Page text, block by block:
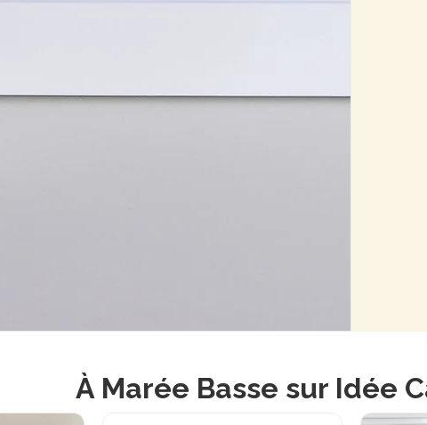
À Marée Basse sur Idée